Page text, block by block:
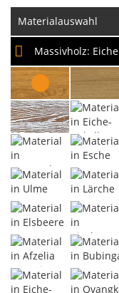
Materialauswahl
Massivholz: Eiche